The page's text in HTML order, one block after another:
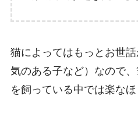
猫によってはもっとお世
気のある子など）なので
を飼っている中では楽なほ